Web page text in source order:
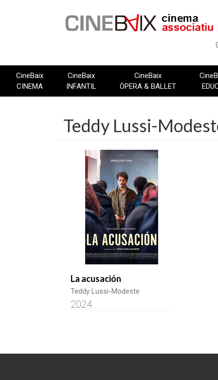
CineBaix
CINEMA
CineBaix
INFANTIL
CineBaix
ÒPERA & BALLET
Teddy Lussi-
La acusación
Teddy Lussi-Modeste
2024